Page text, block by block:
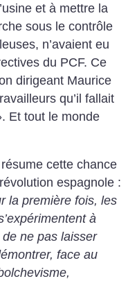
et à mettre la
sous le contrôle
n’avaient eu
du PCF. Ce
dirigeant Maurice
qu’il fallait
Et tout le monde
cette chance
espagnole :
la première fois, les
à
de ne pas laisser
face au